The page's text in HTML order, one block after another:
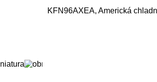
KFN96AXEA, Americká